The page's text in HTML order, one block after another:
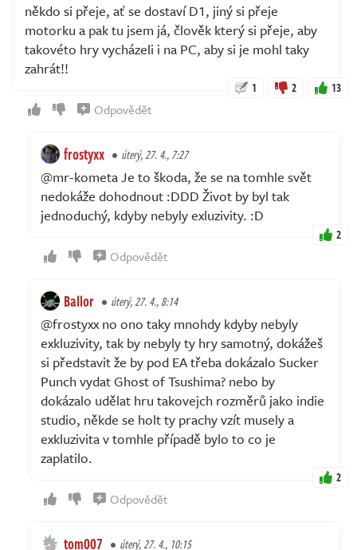
někdo si přeje, ať se dostaví D1, jiný si přeje
motorku a pak tu jsem já, člověk který si přeje, aby
takovéto hry vycházeli i na PC, aby si je mohl taky
zahrát!!
1 2 13
Odpovědět
frostyxx úterý, 27. 4., 7:27
@mr-kometa Je to škoda, že se na tomhle svět
nedokáže dohodnout :DDD Život by byl tak
jednoduchý, kdyby nebyly exluzivity. :D
2
Odpovědět
Ballor úterý, 27. 4., 8:14
@frostyxx no ono taky mnohdy kdyby nebyly
exkluzivity, tak by nebyly ty hry samotný, dokážeš
si představit že by pod EA třeba dokázalo Sucker
Punch vydat Ghost of Tsushima? nebo by
dokázalo udělat hru takovejch rozměrů jako indie
studio, někde se holt ty prachy vzít musely a
exkluzivita v tomhle případě bylo to co je
zaplatilo.
2
Odpovědět
tom007 úterý, 27. 4., 10:15